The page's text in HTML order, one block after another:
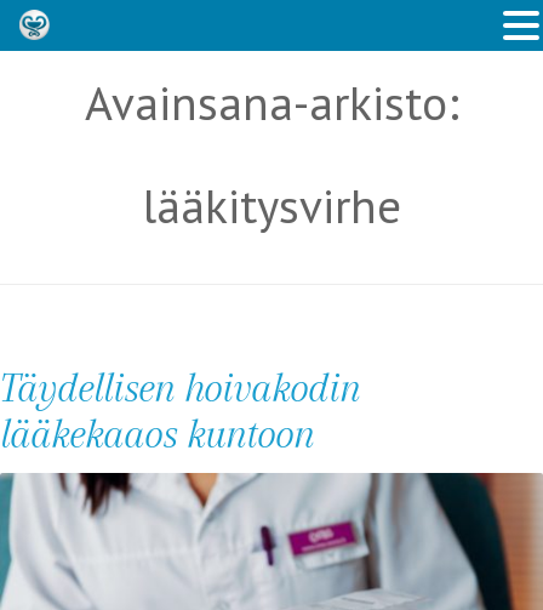
Avainsana-arkisto:
lääkitysvirhe
Täydellisen hoivakodin
lääkekaaos kuntoon